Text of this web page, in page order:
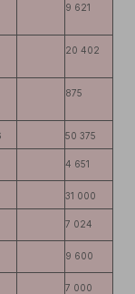
9 621
20 402
875
50 375
4 651
31 000
7 024
9 600
7 000